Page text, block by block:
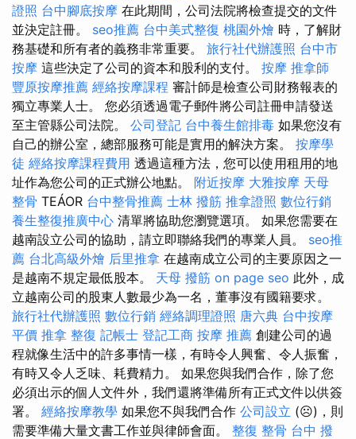
證照 台中腳底按摩 在此期間，公司法院將檢查提交的文件
並決定註冊。 seo推薦 台中美式整復 桃園外燴 時，了解財
務基礎和所有者的義務非常重要。 旅行社代辦護照 台中市
按摩 這些決定了公司的資本和股利的支付。 按摩 推拿師
豐原按摩推薦 經絡按摩課程 審計師是檢查公司財務報表的
獨立專業人士。 您必須透過電子郵件將公司註冊申請發送
至主管縣公司法院。 公司登記 台中養生館排毒 如果您沒有
自己的辦公室，總部服務可能是實用的解決方案。 按摩學
徒 經絡按摩課程費用 透過這種方法，您可以使用租用的地
址作為您公司的正式辦公地點。 附近按摩 大雅按摩 天母
整骨 TEÁOR 台中整骨推薦 士林 撥筋 推拿證照 數位行銷
養生整復推廣中心 清單將協助您瀏覽選項。 如果您需要在
越南設立公司的協助，請立即聯絡我們的專業人員。 seo推
薦 台北高級外燴 后里推拿 在越南成立公司的主要原因之一
是越南不規定最低股本。 天母 撥筋 on page seo 此外，成
立越南公司的股東人數最少為一名，董事沒有國籍要求。
旅行社代辦護照 數位行銷 經絡調理證照 唐六典 台中按摩
平價 推拿 整復 記帳士 登記工商 按摩 推薦 創建公司的過
程就像生活中的許多事情一樣，有時令人興奮、令人振奮，
有時又令人乏味、耗費精力。 如果您與我們合作，除了您
必須出示的個人文件外，我們還將準備所有正式文件以供簽
署。 經絡按摩教學 如果您不與我們合作 公司設立 (☹)，則
需要準備大量文書工作並與律師會面。 整復 整骨 台中 撥